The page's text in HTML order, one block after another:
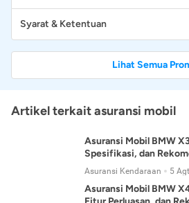
Syarat & Ketentuan
Lihat Semua
Artikel terkait asuransi mobil
Asuransi Mobil BMW
Spesifikasi, dan
Asuransi Kendaraan 5
Asuransi Mobil BMW